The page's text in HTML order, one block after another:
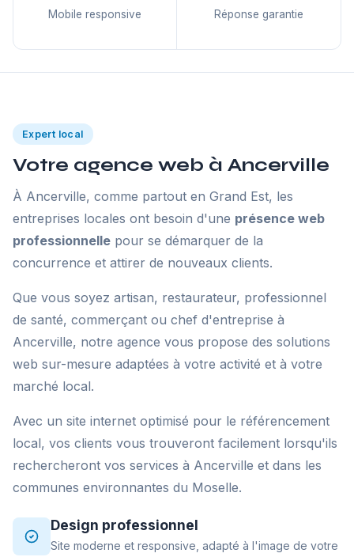
Mobile responsive Réponse garantie
Expert local
Votre agence web à Ancerville
À Ancerville, comme partout en Grand Est, les
entreprises locales ont besoin d'une présence web
professionnelle pour se démarquer de la
concurrence et attirer de nouveaux clients.
Que vous soyez artisan, restaurateur, professionnel
de santé, commerçant ou chef d'entreprise à
Ancerville, notre agence vous propose des solutions
web sur-mesure adaptées à votre activité et à votre
marché local.
Avec un site internet optimisé pour le référencement
local, vos clients vous trouveront facilement lorsqu'ils
rechercheront vos services à Ancerville et dans les
communes environnantes du Moselle.
Design professionnel
Site moderne et responsive, adapté à l'image de votre